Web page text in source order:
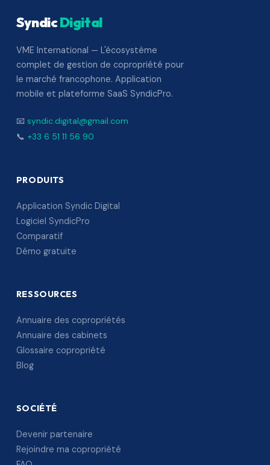
SyndicDigital
VME International — L'écosystème
complet de gestion de copropriété pour
le marché francophone. Application
mobile et plateforme SaaS SyndicPro.
📧 syndic.digital@gmail.com
📞 +33 6 51 11 56 90
PRODUITS
Application Syndic Digital
Logiciel SyndicPro
Comparatif
Démo gratuite
RESSOURCES
Annuaire des copropriétés
Annuaire des cabinets
Glossaire copropriété
Blog
SOCIÉTÉ
Devenir partenaire
Rejoindre ma copropriété